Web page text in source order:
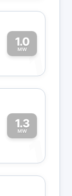
1.0
MW1
1.3
MW
1